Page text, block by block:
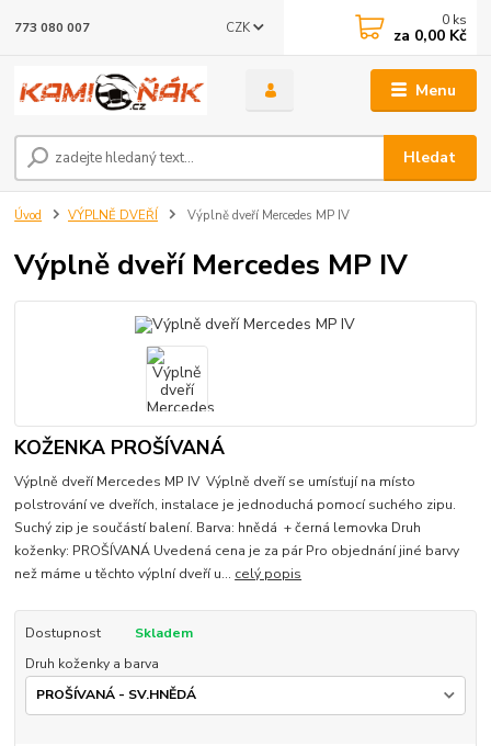
Menu
CZK
Hledat
773 080 007 0 ks
za 0,00 Kč
Úvod VÝPLNĚ DVEŘÍ Výplně dveří Mercedes MP IV
Výplně dveří Mercedes MP IV
KOŽENKA PROŠÍVANÁ
Výplně dveří Mercedes MP IV Výplně dveří se umísťují na místo
polstrování ve dveřích, instalace je jednoduchá pomocí suchého zipu.
Suchý zip je součástí balení. Barva: hnědá + černá lemovka Druh
koženky: PROŠÍVANÁ Uvedená cena je za pár Pro objednání jiné barvy
než máme u těchto výplní dveří u... celý popis
Dostupnost
Skladem
Druh koženky a barva